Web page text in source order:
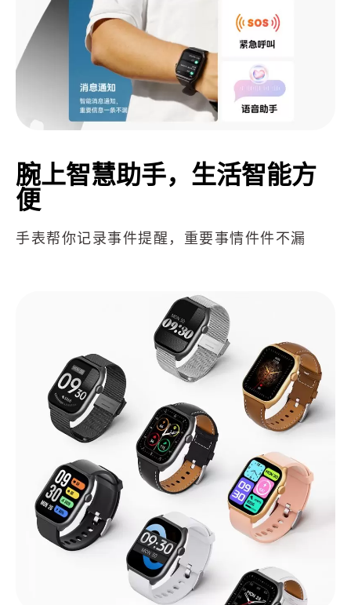
腕上智慧助手，生活智能方
便
手表帮你记录事件提醒，重要事情件件不漏